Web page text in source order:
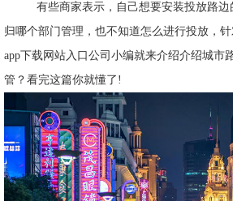
有些商家表示，自己想要安装投放路
归哪个部门管理，也不知道怎么进行投放，
app下载网站入口公司小编就来介绍介绍城市
管？看完这篇你就懂了!